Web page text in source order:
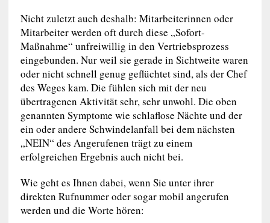
Nicht zuletzt auch deshalb: Mitarbeiterinnen oder
Mitarbeiter werden oft durch diese „Sofort-
Maßnahme“ unfreiwillig in den Vertriebsprozess
eingebunden. Nur weil sie gerade in Sichtweite waren
oder nicht schnell genug geflüchtet sind, als der Chef
des Weges kam. Die fühlen sich mit der neu
übertragenen Aktivität sehr, sehr unwohl. Die oben
genannten Symptome wie schlaflose Nächte und der
ein oder andere Schwindelanfall bei dem nächsten
„NEIN“ des Angerufenen trägt zu einem
erfolgreichen Ergebnis auch nicht bei.
Wie geht es Ihnen dabei, wenn Sie unter ihrer
direkten Rufnummer oder sogar mobil angerufen
werden und die Worte hören: